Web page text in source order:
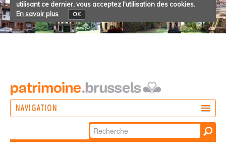
utilisant ce dernier, vous acceptez l'utilisation des cookies.
En savoir plus
OK
NAVIGATION
Chercher par
Recherche